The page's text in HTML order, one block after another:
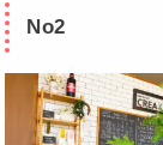
No2